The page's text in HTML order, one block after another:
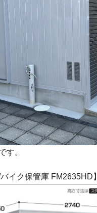
す。
イク保管庫 FM2635HD】